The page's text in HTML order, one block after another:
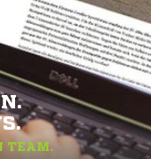
TEAM.